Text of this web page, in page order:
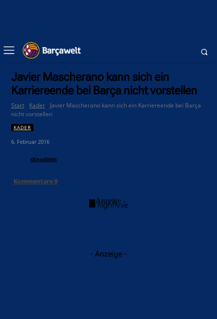
Javier Mascherano kann sich ein
Karriereende bei Barça nicht vorstellen
Start Kader
Javier Mascherano kann sich ein Karriereende bei Barça
nicht vorstellen
KADER
6. Februar 2016
siteadmin
Kommentare0
- Anzeige -
- Anzeige -